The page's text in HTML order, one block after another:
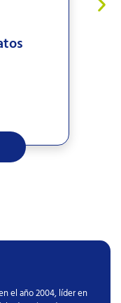
el año 2004, líder en